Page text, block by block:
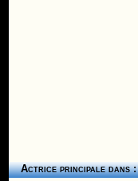
Actrice principale dans :